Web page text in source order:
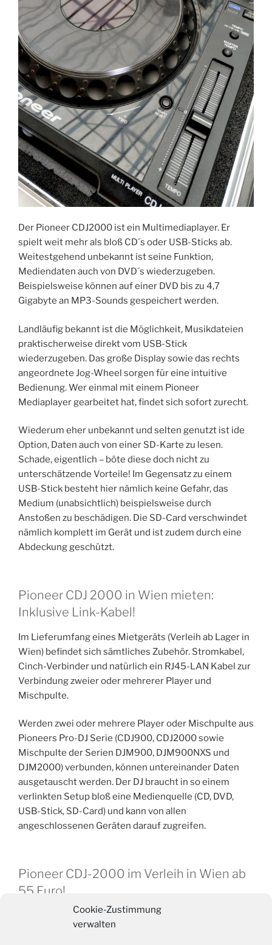
Cookie-Zustimmung
verwalten
Der Pioneer CDJ2000 ist ein Multimediaplayer. Er
spielt weit mehr als bloß CD´s oder USB-Sticks ab.
Weitestgehend unbekannt ist seine Funktion,
Mediendaten auch von DVD´s wiederzugeben.
Beispielsweise können auf einer DVD bis zu 4,7
Gigabyte an MP3-Sounds gespeichert werden.
Landläufig bekannt ist die Möglichkeit, Musikdateien
praktischerweise direkt vom USB-Stick
wiederzugeben. Das große Display sowie das rechts
angeordnete Jog-Wheel sorgen für eine intuitive
Bedienung. Wer einmal mit einem Pioneer
Mediaplayer gearbeitet hat, findet sich sofort zurecht.
Wiederum eher unbekannt und selten genutzt ist ide
Option, Daten auch von einer SD-Karte zu lesen.
Schade, eigentlich – böte diese doch nicht zu
unterschätzende Vorteile! Im Gegensatz zu einem
USB-Stick besteht hier nämlich keine Gefahr, das
Medium (unabsichtlich) beispielsweise durch
Anstoßen zu beschädigen. Die SD-Card verschwindet
nämlich komplett im Gerät und ist zudem durch eine
Abdeckung geschützt.
Pioneer CDJ 2000 in Wien mieten:
Inklusive Link-Kabel!
Im Lieferumfang eines Mietgeräts (Verleih ab Lager in
Wien) befindet sich sämtliches Zubehör. Stromkabel,
Cinch-Verbinder und natürlich ein RJ45-LAN Kabel zur
Verbindung zweier oder mehrerer Player und
Mischpulte.
Werden zwei oder mehrere Player oder Mischpulte aus
Pioneers Pro-DJ Serie (CDJ900, CDJ2000 sowie
Mischpulte der Serien DJM900, DJM900NXS und
DJM2000) verbunden, können untereinander Daten
ausgetauscht werden. Der DJ braucht in so einem
verlinkten Setup bloß eine Medienquelle (CD, DVD,
USB-Stick, SD-Card) und kann von allen
angeschlossenen Geräten darauf zugreifen.
Pioneer CDJ-2000 im Verleih in Wien ab
55 Euro!
Bei djsetverleih.at mieten Sie direkt in Wien einen
Pioneer CDJ2000 ab 55 Euro pro Tag! Sie können auch